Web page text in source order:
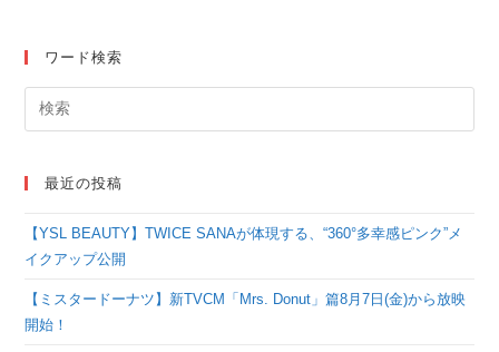
ワード検索
最近の投稿
【YSL BEAUTY】TWICE SANAが体現する、“360°多幸感ピンク”メ
イクアップ公開
【ミスタードーナツ】新TVCM「Mrs. Donut」篇8月7日(金)から放映
開始！